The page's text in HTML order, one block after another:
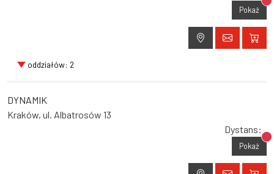
Pokaż
oddziałów: 2
DYNAMIK
Kraków, ul. Albatrosów 13
Dystans:
Pokaż